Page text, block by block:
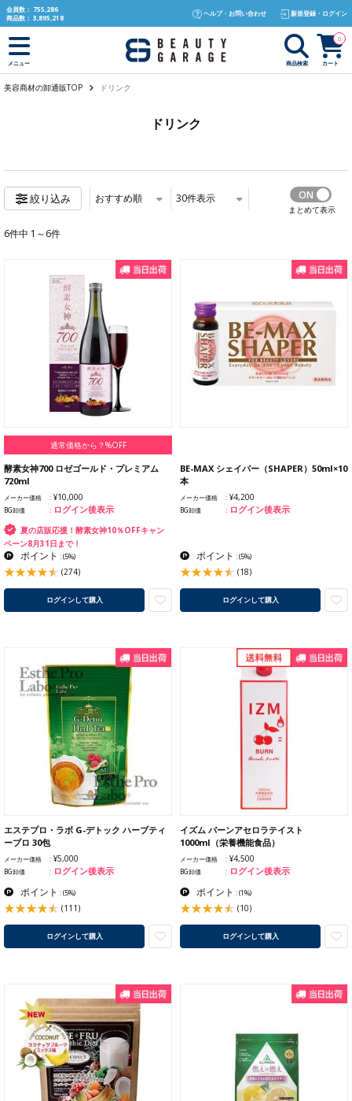
text.skipToContent
text.skipToNavigation
会員数： 755,286
商品数： 3,895,218
ヘルプ・お問い合わせ 新規登録・ログイン
メニュー 商品検索 カート
0
美容商材の卸通販TOP ドリンク
ドリンク
絞り込み おすすめ順 30件表示
まとめて表示
6件中 1～6件
通常価格から？%OFF
酵素女神700 ロゼゴールド・プレミアム
720ml
メーカー価格 ¥10,000
BG卸価
ログイン後表示
夏の店販応援！酵素女神10％OFFキャン
ペーン8月31日まで！
ポイント :(5%)
(274)
ログインして購入
BE-MAX シェイパー（SHAPER）50ml×10
本
メーカー価格 ¥4,200
BG卸価 ログイン後表示
ポイント :(5%)
(18)
ログインして購入
エステプロ・ラボ G-デトック ハーブティ
ープロ 30包
メーカー価格 ¥5,000
BG卸価 ログイン後表示
ポイント :(5%)
(111)
ログインして購入
イズム バーンアセロラテイスト
1000ml（栄養機能食品）
メーカー価格 ¥4,500
BG卸価 ログイン後表示
ポイント :(1%)
(10)
ログインして購入